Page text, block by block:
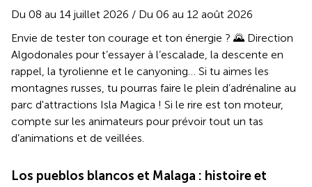
Du 08 au 14 juillet 2026 / Du 06 au 12 août 2026
Envie de tester ton courage et ton énergie ? 🌄 Direction
Algodonales pour t’essayer à l’escalade, la descente en
rappel, la tyrolienne et le canyoning… Si tu aimes les
montagnes russes, tu pourras faire le plein d’adrénaline au
parc d'attractions Isla Magica ! Si le rire est ton moteur,
compte sur les animateurs pour prévoir tout un tas
d’animations et de veillées.
Los pueblos blancos et Malaga : histoire et